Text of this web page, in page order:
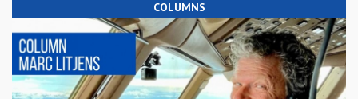
COLUMNS